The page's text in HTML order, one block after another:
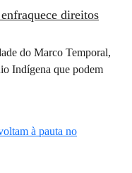
direitos
do Marco Temporal,
Indígena que podem